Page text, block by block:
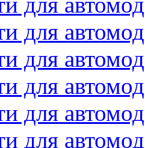
для
для
для
для
для